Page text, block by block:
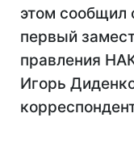
этом сообщил
первый
правления
Игорь